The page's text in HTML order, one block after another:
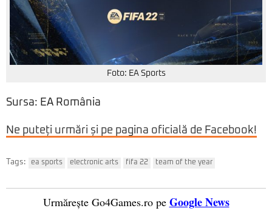
Foto: EA Sports
Sursa: EA România
Ne puteți urmări și pe pagina oficială de Facebook!
Tags: ea sports electronic arts fifa 22 team of the year
Urmărește Go4Games.ro pe Google News